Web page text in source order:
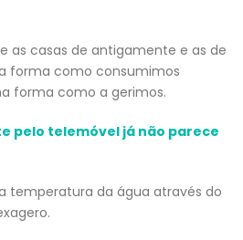
as casas de antigamente e as de
forma como consumimos
forma como a gerimos.
pelo telemóvel já não parece
temperatura da água através do